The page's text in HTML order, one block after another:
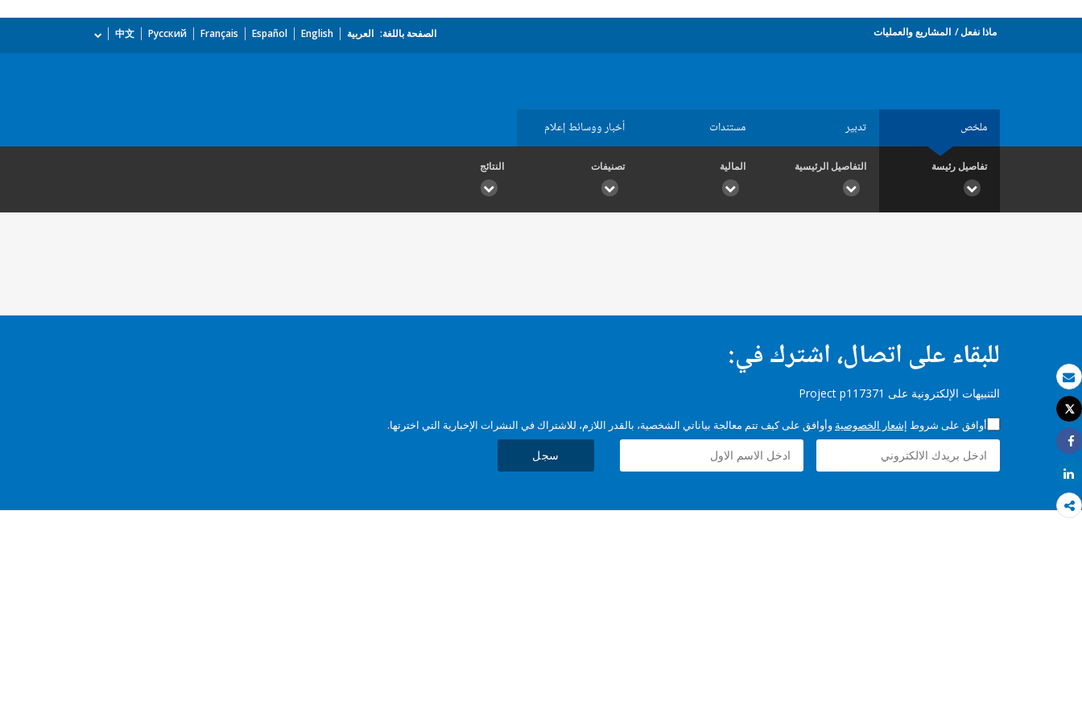
بريد الكتروني
طباعة
Tweet
Share
Share
ماذا نفعل المشاريع والعمليات الصفحة باللغة: العربية English
Español
Français
Русский
中文
ملخص تدبير مستندات أخبار ووسائط إعلام
تفاصيل رئيسة التفاصيل الرئيسية المالية تصنيفات النتائج
للبقاء على اتصال، اشترك في:
التنبيهات الإلكترونية على Project p117371
أوافق على شروط إشعار الخصوصية وأوافق على كيف تتم معالجة بياناتي الشخصية، بالقدر اللازم، للاشتراك في النشرات الإخبارية التي اخترتها.
سجل